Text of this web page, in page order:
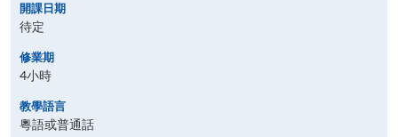
開課日期
待定
修業期
4小時
教學語言
粵語或普通話